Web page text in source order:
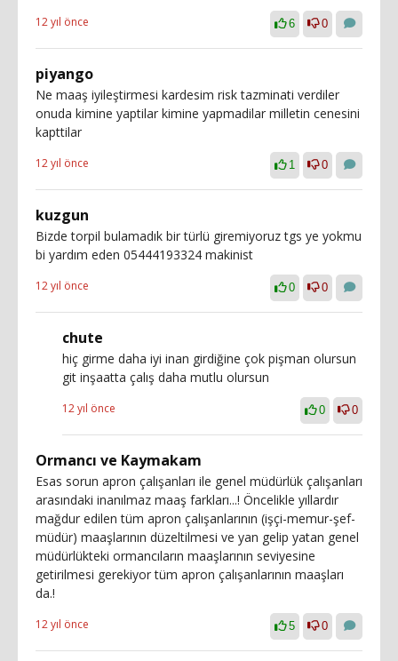
12 yıl önce 6 0
piyango
Ne maaş iyileştirmesi kardesim risk tazminati verdiler
onuda kimine yaptilar kimine yapmadilar milletin cenesini
kapttilar
12 yıl önce 1 0
kuzgun
Bizde torpil bulamadık bir türlü giremiyoruz tgs ye yokmu
bi yardım eden 05444193324 makinist
12 yıl önce 0 0
chute
hiç girme daha iyi inan girdiğine çok pişman olursun
git inşaatta çalış daha mutlu olursun
12 yıl önce 0 0
Ormancı ve Kaymakam
Esas sorun apron çalışanları ile genel müdürlük çalışanları
arasındaki inanılmaz maaş farkları...! Öncelikle yıllardır
mağdur edilen tüm apron çalışanlarının (işçi-memur-şef-
müdür) maaşlarının düzeltilmesi ve yan gelip yatan genel
müdürlükteki ormancıların maaşlarının seviyesine
getirilmesi gerekiyor tüm apron çalışanlarının maaşları
da.!
12 yıl önce 5 0